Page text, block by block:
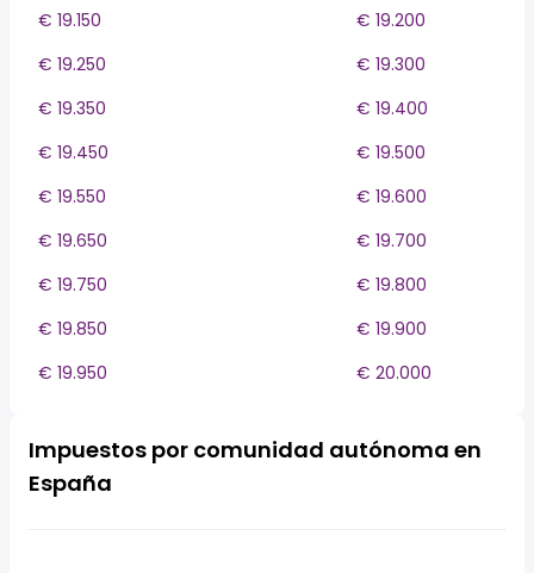
€ 19.150
€ 19.200
€ 19.250
€ 19.300
€ 19.350
€ 19.400
€ 19.450
€ 19.500
€ 19.550
€ 19.600
€ 19.650
€ 19.700
€ 19.750
€ 19.800
€ 19.850
€ 19.900
€ 19.950
€ 20.000
Impuestos por comunidad autónoma en
España